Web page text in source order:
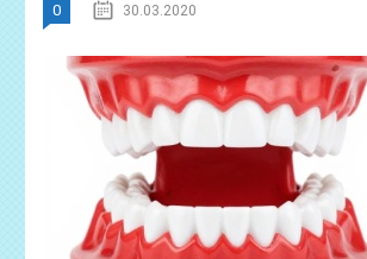
0 30.03.2020